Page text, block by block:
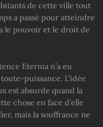
de cette ville tout
a passé pour atteindre
le pouvoir et le droit de
Eternia n’a eu
puissance. L’idée
est absurde quand la
chose en face d’elle
mais la souffrance ne